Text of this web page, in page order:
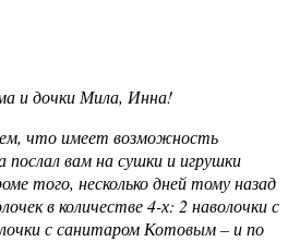
и дочки Мила, Инна!
что имеет возможность
вам на сушки и игрушки
того, несколько дней тому назад
в количестве 4-х: 2 наволочки с
с санитаром Котовым – и по